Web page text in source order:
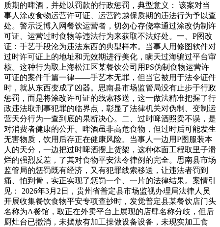
质期的啤酒，并处以罚款的行政惩罚，典型意义： 该案对当
事人涂改食物运营许可证、运营跨越保质期的违法行为予以查
处。警示泛博入网餐饮运营者，切勿心存侥幸通过涂改伪制许
可证、运营过时食物等违法行为来获取不法好处。一、P图改
证：手艺手段沦为违法东西的典型样本。当事人用修图软件对
过时许可证上的地址和无效期进行美化，瞒天过海骗过平台审
核。这种行为取上海松江区某餐饮公司用PS伪制食物运营许
可证的案件千篇一律——手艺本无罪，但当它被用于法令证件
时，就从东西变成了凶器。思南县市场监管局没有止步于行政
惩罚，而是将涂改许可证的线索移送，这一做法精准把握了行
政违法取刑事犯罪的临界点，彰显了法律机关对伪制、变制运
营天分行为一查到底的果断决心。二、过时啤酒照卖不误，是
对消费者健康的公开。啤酒虽非高危食物，但过时后可能发生
无害物质，饮用后存正在健康风险。当事人一边用P图服装本
人的天分，一边把过时啤酒摆上货架，这种体面工程取里子溃
烂的强烈反差，了其对食物平安法令律例的完全。思南县市场
监管局的惩罚既有经济，又有犯罪线索移送，让违法者罚到
痛、怕到骨，实正实现了惩罚一个、一片的法律结果。案情引
见： 2026年3月2日，贵州省普定县市场监视办理局法律人员
开展收集餐饮食物平安专项查抄时，发觉普定县某餐饮店门头
名称为A餐馆，取正在外卖平台上展现的店肆名称分歧，但后
厨灶台已撤消，未摆放有加工操做设备设备，未现实加工食